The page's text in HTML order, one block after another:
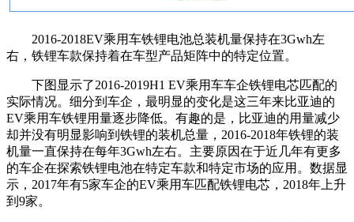
2016-2018EV乘用车铁锂电池总装机量保持在3Gwh左
右，铁锂车款保持着在车型产品矩阵中的特定位置。
下图显示了2016-2019H1 EV乘用车车企铁锂电芯匹配的
实际情况。细分到车企，最明显的变化是这三年来比亚迪的
EV乘用车铁锂用量逐步降低。有趣的是，比亚迪的用量减少
却并没有明显影响到铁锂的装机总量，2016-2018年铁锂的装
机量一直保持在每年3Gwh左右。主要原因在于近几年有更多
的车企在探索铁锂电池在特定车款和特定市场的应用。数据显
示，2017年有5家车企的EV乘用车匹配铁锂电芯，2018年上升
到9家。